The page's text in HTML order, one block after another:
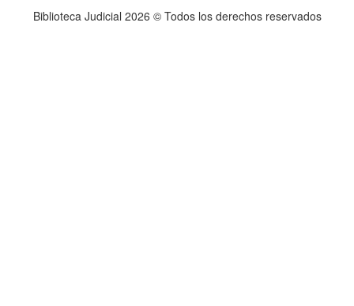
Biblioteca Judicial 2026 © Todos los derechos reservados